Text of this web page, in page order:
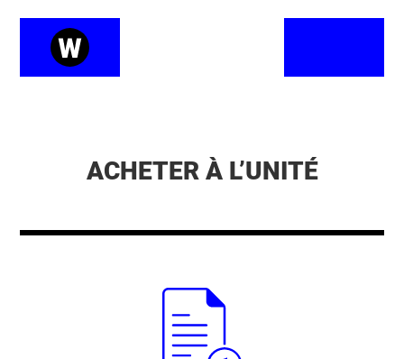
ACHETER À L’UNITÉ